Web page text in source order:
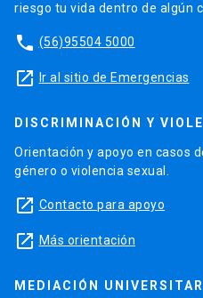
riesgo tu vida dentro de algún
phone (56)95504 5000
launch Ir al sitio de Emergencias
DISCRIMINACIÓN Y
Orientación y apoyo en casos
género o violencia sexual.
launch Contacto para apoyo
launch Más orientación
MEDIACIÓN